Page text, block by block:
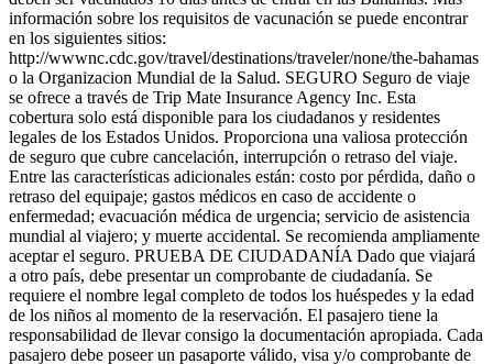
información sobre los requisitos de vacunación se puede encontrar
en los siguientes sitios:
http://wwwnc.cdc.gov/travel/destinations/traveler/none/the-bahamas
o la Organizacion Mundial de la Salud. SEGURO Seguro de viaje
se ofrece a través de Trip Mate Insurance Agency Inc. Esta
cobertura solo está disponible para los ciudadanos y residentes
legales de los Estados Unidos. Proporciona una valiosa protección
de seguro que cubre cancelación, interrupción o retraso del viaje.
Entre las características adicionales están: costo por pérdida, daño o
retraso del equipaje; gastos médicos en caso de accidente o
enfermedad; evacuación médica de urgencia; servicio de asistencia
mundial al viajero; y muerte accidental. Se recomienda ampliamente
aceptar el seguro. PRUEBA DE CIUDADANÍA Dado que viajará
a otro país, debe presentar un comprobante de ciudadanía. Se
requiere el nombre legal completo de todos los huéspedes y la edad
de los niños al momento de la reservación. El pasajero tiene la
responsabilidad de llevar consigo la documentación apropiada. Cada
pasajero debe poseer un pasaporte válido, visa y/o comprobante de